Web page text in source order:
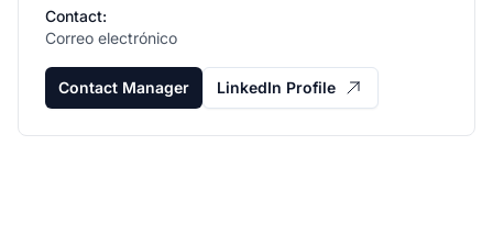
Contact:
Correo electrónico
Contact Manager LinkedIn Profile